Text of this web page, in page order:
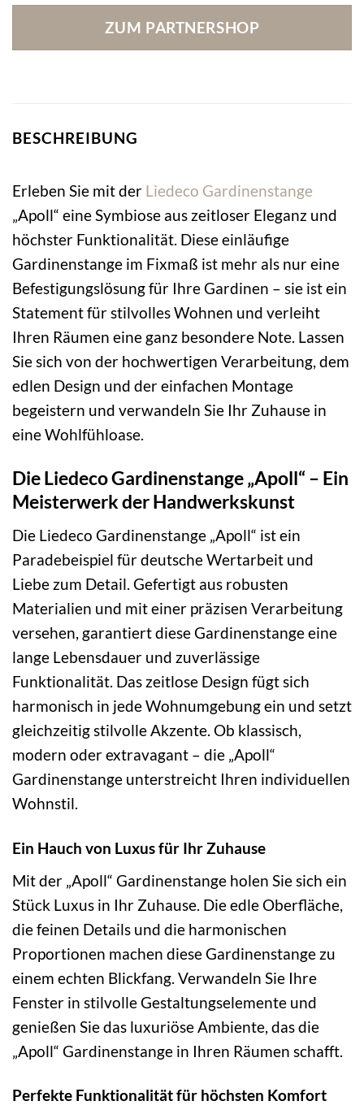
ZUM PARTNERSHOP
BESCHREIBUNG
Erleben Sie mit der Liedeco Gardinenstange
„Apoll“ eine Symbiose aus zeitloser Eleganz und
höchster Funktionalität. Diese einläufige
Gardinenstange im Fixmaß ist mehr als nur eine
Befestigungslösung für Ihre Gardinen – sie ist ein
Statement für stilvolles Wohnen und verleiht
Ihren Räumen eine ganz besondere Note. Lassen
Sie sich von der hochwertigen Verarbeitung, dem
edlen Design und der einfachen Montage
begeistern und verwandeln Sie Ihr Zuhause in
eine Wohlfühloase.
Die Liedeco Gardinenstange „Apoll“ – Ein
Meisterwerk der Handwerkskunst
Die Liedeco Gardinenstange „Apoll“ ist ein
Paradebeispiel für deutsche Wertarbeit und
Liebe zum Detail. Gefertigt aus robusten
Materialien und mit einer präzisen Verarbeitung
versehen, garantiert diese Gardinenstange eine
lange Lebensdauer und zuverlässige
Funktionalität. Das zeitlose Design fügt sich
harmonisch in jede Wohnumgebung ein und setzt
gleichzeitig stilvolle Akzente. Ob klassisch,
modern oder extravagant – die „Apoll“
Gardinenstange unterstreicht Ihren individuellen
Wohnstil.
Ein Hauch von Luxus für Ihr Zuhause
Mit der „Apoll“ Gardinenstange holen Sie sich ein
Stück Luxus in Ihr Zuhause. Die edle Oberfläche,
die feinen Details und die harmonischen
Proportionen machen diese Gardinenstange zu
einem echten Blickfang. Verwandeln Sie Ihre
Fenster in stilvolle Gestaltungselemente und
genießen Sie das luxuriöse Ambiente, das die
„Apoll“ Gardinenstange in Ihren Räumen schafft.
Perfekte Funktionalität für höchsten Komfort